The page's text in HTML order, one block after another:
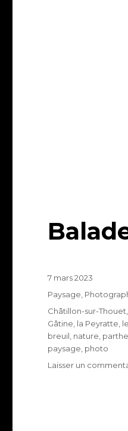
Publié
le
7 mars 2023
Catégories
Paysage,
Étiquettes
Châtillon-sur-Thouet,
Gâtine, la Peyratte, le
breuil, nature,
paysage, photo
Laisser un